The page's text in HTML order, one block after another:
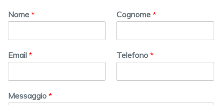
Nome * Cognome *
Email * Telefono *
Messaggio *